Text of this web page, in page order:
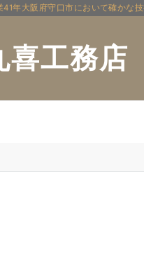
年大阪府守口市において確かな
喜工務店